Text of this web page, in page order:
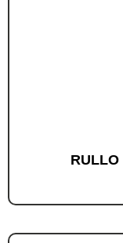
RULLO